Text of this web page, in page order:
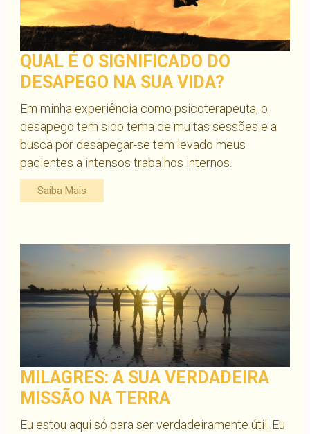
QUAL É O SIGNIFICADO DO
DESAPEGO NA SUA VIDA?
Em minha experiência como psicoterapeuta, o
desapego tem sido tema de muitas sessões e a
busca por desapegar-se tem levado meus
pacientes a intensos trabalhos internos.
Saiba Mais
MILAGRES: A SUA VERDADEIRA
MISSÃO NA TERRA
Eu estou aqui só para ser verdadeiramente útil. Eu